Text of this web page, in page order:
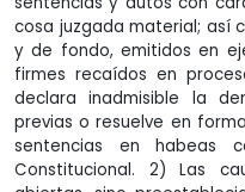
cosa juzgada material; así
y de fondo, emitidos en
firmes recaídos en
declara inadmisible la
previas o resuelve en
sentencias en habeas
Constitucional. 2) Las